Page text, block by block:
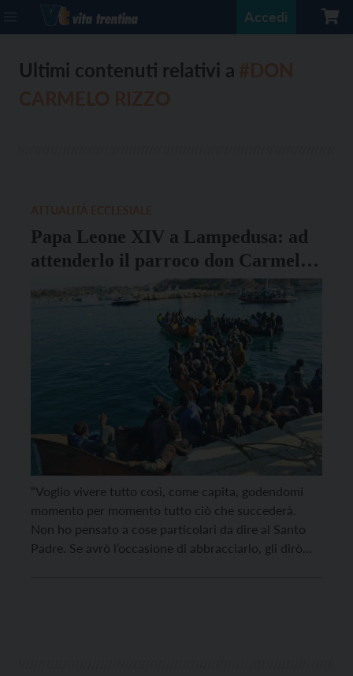
Accedi
Ultimi contenuti relativi a
Papa Leone XIV a Lampedusa: ad
attenderlo il parroco don Carmelo
Rizzo insieme a don Stefano
Nastasi, che accolse papa Francesco
“Voglio vivere tutto così, come capita, godendomi
momento per momento tutto ciò che succederà.
Non ho pensato a cose particolari da dire al Santo
Padre. Se avrò l’occasione di abbracciarlo, gli dirò